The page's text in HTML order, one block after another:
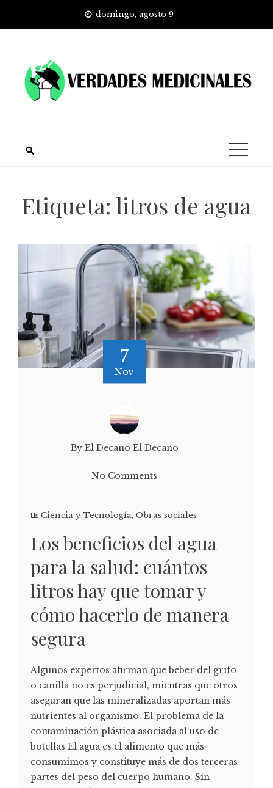
domingo, agosto 9
Etiqueta: litros de agua
7
Nov
By El Decano El Decano
No Comments
Ciencia y Tecnología, Obras sociales
Los beneficios del agua
para la salud: cuántos
litros hay que tomar y
cómo hacerlo de manera
segura
Algunos expertos afirman que beber del grifo
o canilla no es perjudicial, mientras que otros
aseguran que las mineralizadas aportan más
nutrientes al organismo. El problema de la
contaminación plástica asociada al uso de
botellas El agua es el alimento que más
consumimos y constituye más de dos terceras
partes del peso del cuerpo humano. Sin